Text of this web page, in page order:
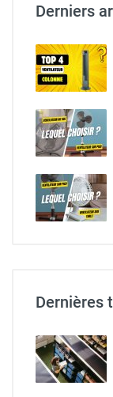
Derniers
Dernières